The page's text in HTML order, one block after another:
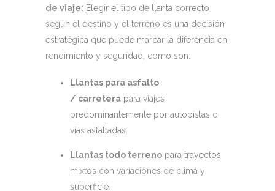
de viaje: Elegir el tipo de llanta correcto
según el destino y el terreno es una decisión
estratégica que puede marcar la diferencia en
rendimiento y seguridad, como son:
Llantas para asfalto
/ carretera para viajes
predominantemente por autopistas o
vías asfaltadas.
Llantas todo terreno para trayectos
mixtos con variaciones de clima y
superficie.